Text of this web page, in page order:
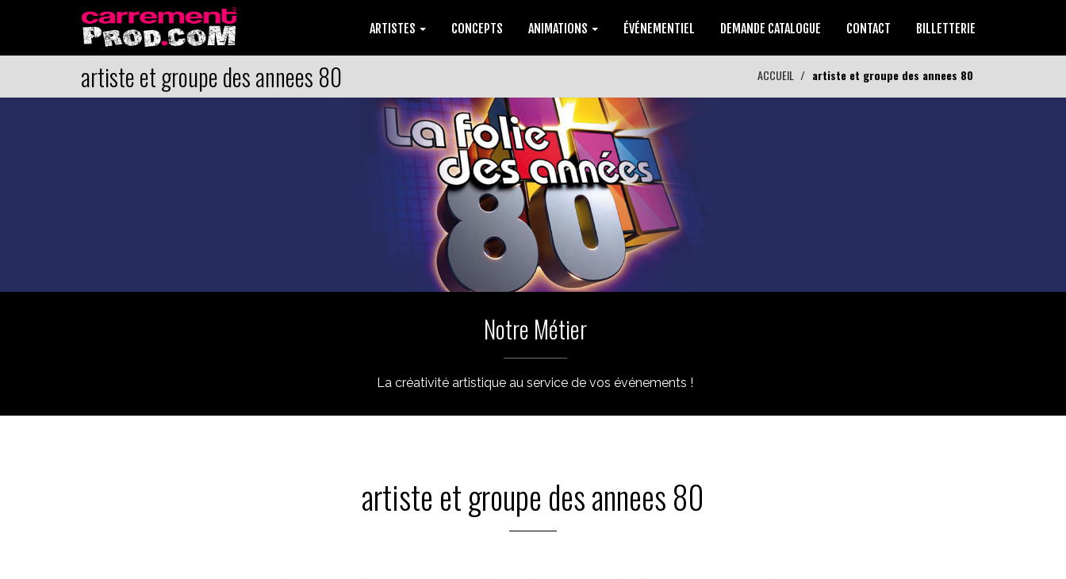
ARTISTES CONCEPTS ANIMATIONS ÉVÉNEMENTIEL DEMANDE CATALOGUE CONTACT BILLETTERIE
artiste et groupe des annees 80 ACCUEIL artiste et groupe des annees 80
Notre Métier
La créativité artistique au service de vos événements !
artiste et groupe des annees 80